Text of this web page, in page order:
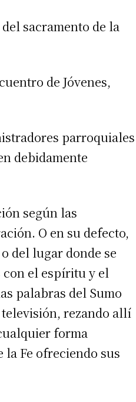
sacramento de la
de Jóvenes,
parroquiales
debidamente
según las
O en su defecto,
del lugar donde se
el espíritu y el
palabras del Sumo
rezando allí
forma
Fe ofreciendo sus